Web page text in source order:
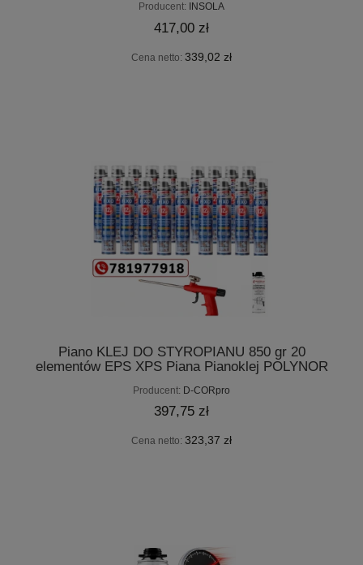
Producent: INSOLA
417,00 zł
Cena netto: 339,02 zł
Piano KLEJ DO STYROPIANU 850 gr 20
elementów EPS XPS Piana Pianoklej POLYNOR
Producent: D-CORpro
397,75 zł
Cena netto: 323,37 zł